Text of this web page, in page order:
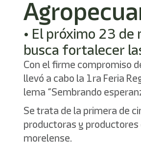
• El próximo 23
busca fortalecer
Con el firme compromiso
llevó a cabo la 1ra Feria
lema “Sembrando
Se trata de la primera de
productoras y
morelense.